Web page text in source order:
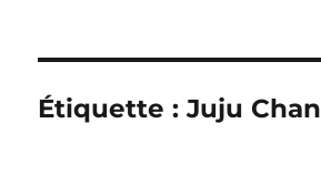
Étiquette :Juju Chan